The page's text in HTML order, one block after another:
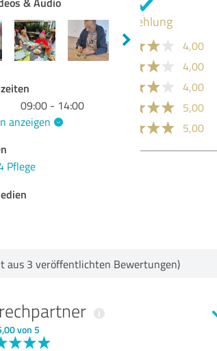
09:00 - 14:00
anzeigen
Pflege
SEHR
Qualität
Betreuung
Versorgung
Service
Atmosphäre
Bewertung
aus 3 veröffentlichten Bewertungen)
von 5